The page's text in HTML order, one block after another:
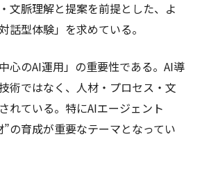
文脈理解と提案を前提とした、よ
話型体験」を求めている。
心のAI運用」の重要性である。AI導
術ではなく、人材・プロセス・文
れている。特にAIエージェント
の育成が重要なテーマとなってい